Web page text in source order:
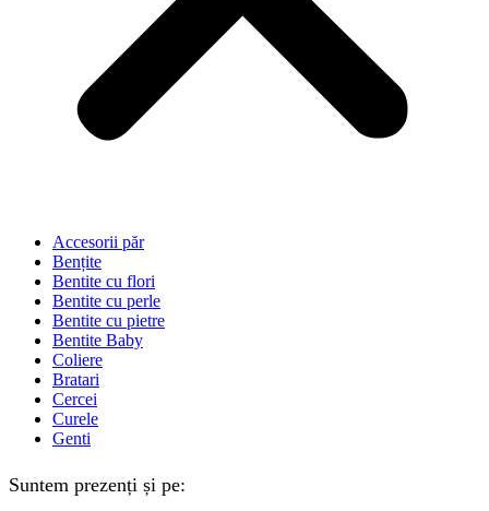
Accesorii păr
Bențite
Bentite cu flori
Bentite cu perle
Bentite cu pietre
Bentite Baby
Coliere
Bratari
Cercei
Curele
Genti
Suntem prezenți și pe: